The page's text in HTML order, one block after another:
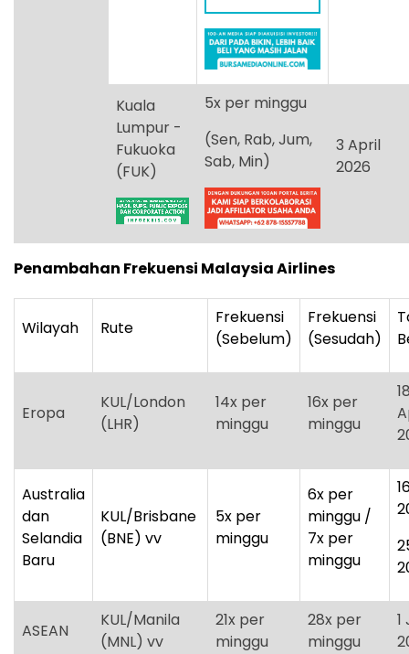
Kuala
Lumpur -
Fukuoka
(FUK)
5x per minggu
(Sen, Rab, Jum,
Sab, Min)
3 April
2026
Penambahan Frekuensi Malaysia Airlines
Wilayah Rute
Frekuensi
(Sebelum)
Frekuensi
(Sesudah)
Eropa
KUL/London
(LHR)
14x per
minggu
16x per
minggu
Australia
dan
Selandia
Baru
KUL/Brisbane
(BNE) vv
5x per
minggu
6x per
minggu /
7x per
minggu
ASEAN
KUL/Manila
(MNL) vv
21x per
minggu
28x per
minggu
1